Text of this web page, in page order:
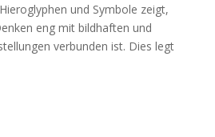
und Symbole zeigt,
eng mit bildhaften und
verbunden ist. Dies legt